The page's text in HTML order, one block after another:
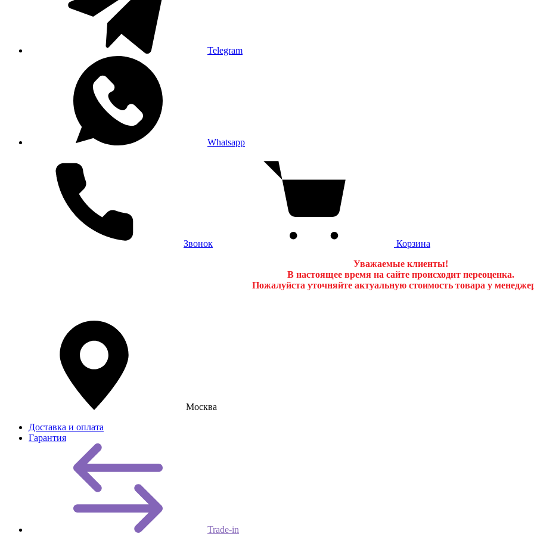
Telegram
Whatsapp
Звонок
Корзина
Уважаемые клиенты!
В настоящее время на сайте происходит переоценка.
Пожалуйста уточняйте актуальную стоимость товара у
Москва
Доставка и оплата
Гарантия
Trade-in